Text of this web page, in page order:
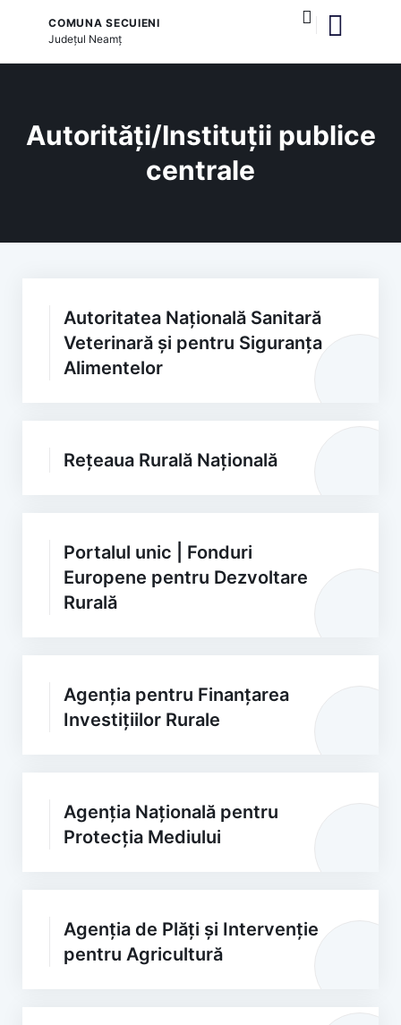
COMUNA SECUIENI
Județul Neamț
Autorități/Instituții publice
centrale
Autoritatea Națională Sanitară
Veterinară și pentru Siguranța
Alimentelor
Rețeaua Rurală Națională
Portalul unic | Fonduri
Europene pentru Dezvoltare
Rurală
Agenția pentru Finanțarea
Investițiilor Rurale
Agenția Națională pentru
Protecția Mediului
Agenția de Plăți și Intervenție
pentru Agricultură